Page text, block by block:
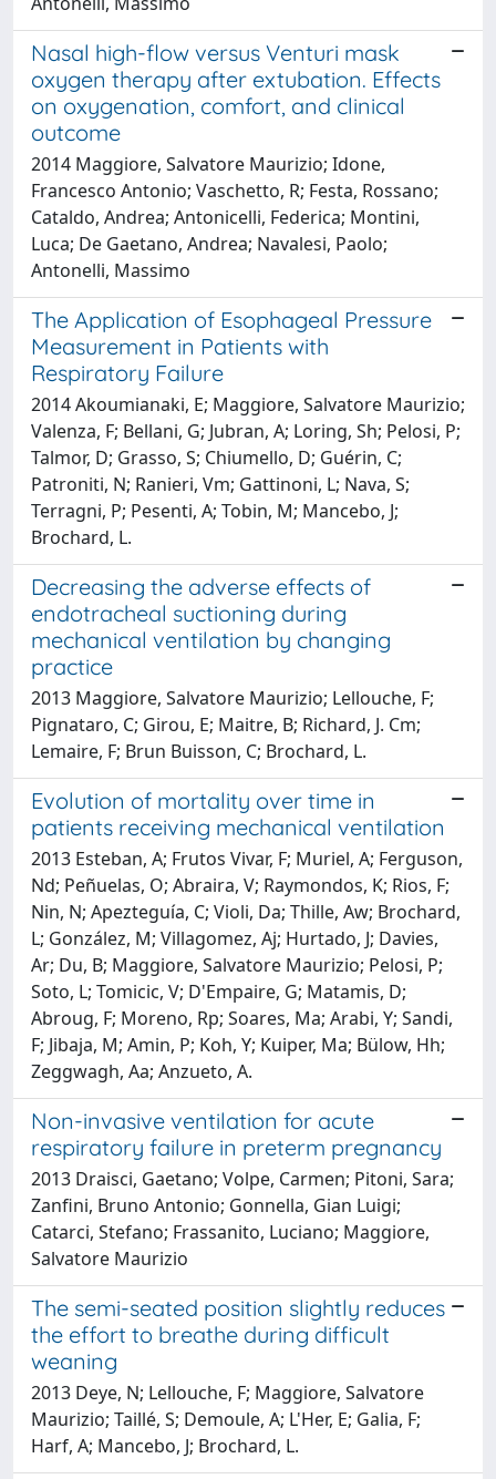
Nasal high-flow versus Venturi mask
oxygen therapy after extubation. Effects
on oxygenation, comfort, and clinical
outcome
2014 Maggiore, Salvatore Maurizio; Idone,
Francesco Antonio; Vaschetto, R; Festa, Rossano;
Cataldo, Andrea; Antonicelli, Federica; Montini,
Luca; De Gaetano, Andrea; Navalesi, Paolo;
Antonelli, Massimo
The Application of Esophageal Pressure
Measurement in Patients with
Respiratory Failure
2014 Akoumianaki, E; Maggiore, Salvatore Maurizio;
Valenza, F; Bellani, G; Jubran, A; Loring, Sh; Pelosi, P;
Talmor, D; Grasso, S; Chiumello, D; Guérin, C;
Patroniti, N; Ranieri, Vm; Gattinoni, L; Nava, S;
Terragni, P; Pesenti, A; Tobin, M; Mancebo, J;
Brochard, L.
Decreasing the adverse effects of
endotracheal suctioning during
mechanical ventilation by changing
practice
2013 Maggiore, Salvatore Maurizio; Lellouche, F;
Pignataro, C; Girou, E; Maitre, B; Richard, J. Cm;
Lemaire, F; Brun Buisson, C; Brochard, L.
Evolution of mortality over time in
patients receiving mechanical ventilation
2013 Esteban, A; Frutos Vivar, F; Muriel, A; Ferguson,
Nd; Peñuelas, O; Abraira, V; Raymondos, K; Rios, F;
Nin, N; Apezteguía, C; Violi, Da; Thille, Aw; Brochard,
L; González, M; Villagomez, Aj; Hurtado, J; Davies,
Ar; Du, B; Maggiore, Salvatore Maurizio; Pelosi, P;
Soto, L; Tomicic, V; D'Empaire, G; Matamis, D;
Abroug, F; Moreno, Rp; Soares, Ma; Arabi, Y; Sandi,
F; Jibaja, M; Amin, P; Koh, Y; Kuiper, Ma; Bülow, Hh;
Zeggwagh, Aa; Anzueto, A.
Non-invasive ventilation for acute
respiratory failure in preterm pregnancy
2013 Draisci, Gaetano; Volpe, Carmen; Pitoni, Sara;
Zanfini, Bruno Antonio; Gonnella, Gian Luigi;
Catarci, Stefano; Frassanito, Luciano; Maggiore,
Salvatore Maurizio
The semi-seated position slightly reduces
the effort to breathe during difficult
weaning
2013 Deye, N; Lellouche, F; Maggiore, Salvatore
Maurizio; Taillé, S; Demoule, A; L'Her, E; Galia, F;
Harf, A; Mancebo, J; Brochard, L.